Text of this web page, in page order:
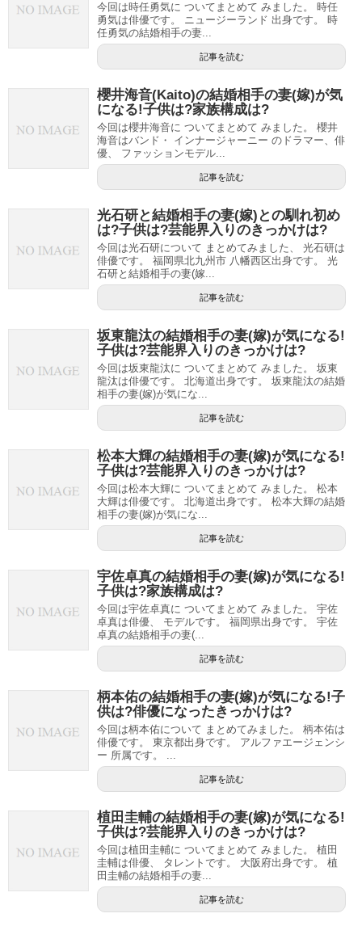
今回は時任勇気に ついてまとめて みました。 時任
勇気は俳優です。 ニュージーランド 出身です。 時
任勇気の結婚相手の妻...
記事を読む
櫻井海音(Kaito)の結婚相手の妻(嫁)が気
になる!子供は?家族構成は?
今回は櫻井海音に ついてまとめて みました。 櫻井
海音はバンド・ インナージャーニー のドラマー、俳
優、 ファッションモデル...
記事を読む
光石研と結婚相手の妻(嫁)との馴れ初め
は?子供は?芸能界入りのきっかけは?
今回は光石研について まとめてみました、 光石研は
俳優です。 福岡県北九州市 八幡西区出身です。 光
石研と結婚相手の妻(嫁...
記事を読む
坂東龍汰の結婚相手の妻(嫁)が気になる!
子供は?芸能界入りのきっかけは?
今回は坂東龍汰に ついてまとめて みました。 坂東
龍汰は俳優です。 北海道出身です。 坂東龍汰の結婚
相手の妻(嫁)が気にな...
記事を読む
松本大輝の結婚相手の妻(嫁)が気になる!
子供は?芸能界入りのきっかけは?
今回は松本大輝に ついてまとめて みました。 松本
大輝は俳優です。 北海道出身です。 松本大輝の結婚
相手の妻(嫁)が気にな...
記事を読む
宇佐卓真の結婚相手の妻(嫁)が気になる!
子供は?家族構成は?
今回は宇佐卓真に ついてまとめて みました。 宇佐
卓真は俳優、 モデルです。 福岡県出身です。 宇佐
卓真の結婚相手の妻(...
記事を読む
柄本佑の結婚相手の妻(嫁)が気になる!子
供は?俳優になったきっかけは?
今回は柄本佑について まとめてみました。 柄本佑は
俳優です。 東京都出身です。 アルファエージェンシ
ー 所属です。 ...
記事を読む
植田圭輔の結婚相手の妻(嫁)が気になる!
子供は?芸能界入りのきっかけは?
今回は植田圭輔に ついてまとめて みました。 植田
圭輔は俳優、 タレントです。 大阪府出身です。 植
田圭輔の結婚相手の妻...
記事を読む